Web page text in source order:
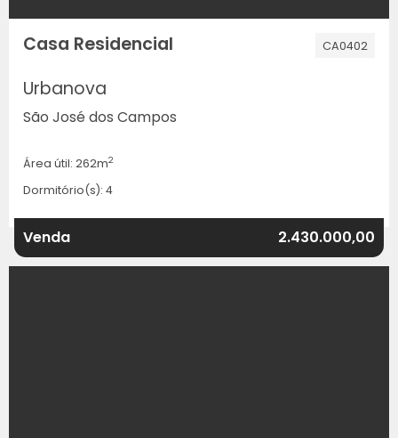
Casa Residencial CA0402
Urbanova
São José dos Campos
Área útil: 262m2
Dormitório(s): 4
Venda 2.430.000,00